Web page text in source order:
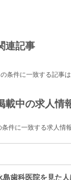
連記事
条件に一致する記事
載中の求人情
条件に一致する求人情
島歯科医院を見た